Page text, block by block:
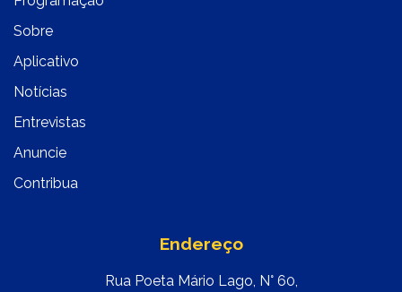
Sobre
Aplicativo
Notícias
Entrevistas
Anuncie
Contribua
Endereço
Rua Poeta Mário Lago, N° 60,